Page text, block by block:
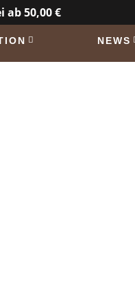
ab 50,00 €
NEWS